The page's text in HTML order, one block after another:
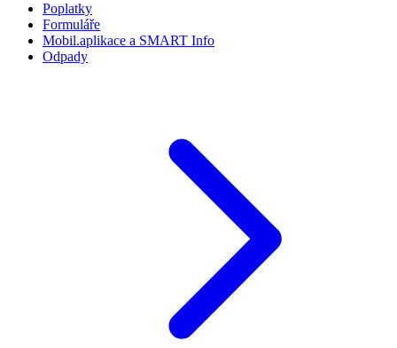
Poplatky
Formuláře
Mobil.aplikace a SMART Info
Odpady